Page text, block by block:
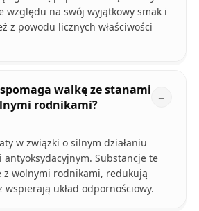
względu na swój wyjątkowy smak i
z powodu licznych właściwości
walkę ze stanami
rodnikami?
w związki o silnym działaniu
Substancje te
z wolnymi rodnikami, redukują
wspierają układ odpornościowy.